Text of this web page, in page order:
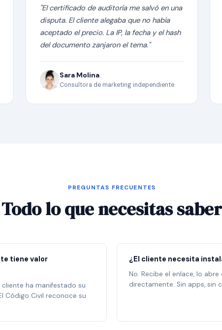
"El certificado de auditoría me salvó en una
disputa. El cliente alegaba que no había
aceptado el precio. La IP, la fecha y el hash
del documento zanjaron el tema."
Sara Molina
Consultora de marketing independiente
PREGUNTAS FRECUENTES
Todo lo que necesitas saber
tiene valor
ha manifestado su
Código Civil reconoce su
¿El cliente necesita
No. Recibe el enlace, lo
directamente. Sin apps, sin